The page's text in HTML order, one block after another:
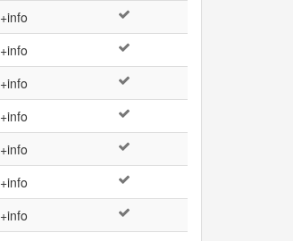
+info
+info
+info
+info
+info
+info
+info